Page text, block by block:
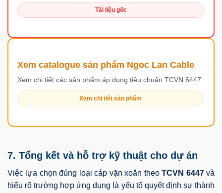
Tài liệu gốc
Xem catalogue sản phẩm Ngoc Lan Cable
Xem chi tiết các sản phẩm áp dụng tiêu chuẩn TCVN 6447.
Xem chi tiết sản phẩm
7. Tổng kết và hỗ trợ kỹ thuật cho dự án
Việc lựa chọn đúng loại cáp vặn xoắn theoTCVN 6447và
hiểu rõ trường hợp ứng dụng là yếu tố quyết định sự thành